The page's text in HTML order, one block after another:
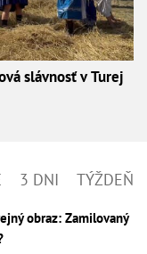
slávnosť v Turej
3 DNI TÝŽDEŇ
obraz: Zamilovaný